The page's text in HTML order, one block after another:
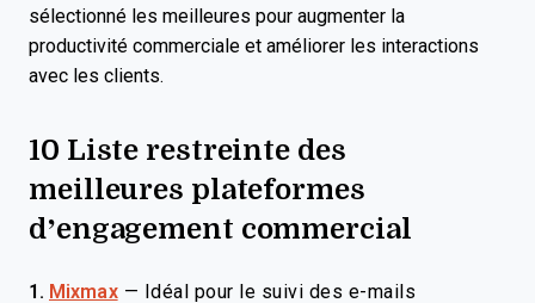
sélectionné les meilleures pour augmenter la
productivité commerciale et améliorer les interactions
avec les clients.
10 Liste restreinte des
meilleures plateformes
d’engagement commercial
1. Mixmax — Idéal pour le suivi des e-mails